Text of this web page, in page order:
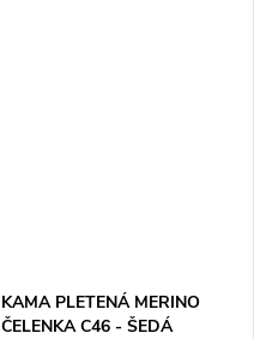
KAMA PLETENÁ MERINO
ČELENKA C46 - ŠEDÁ